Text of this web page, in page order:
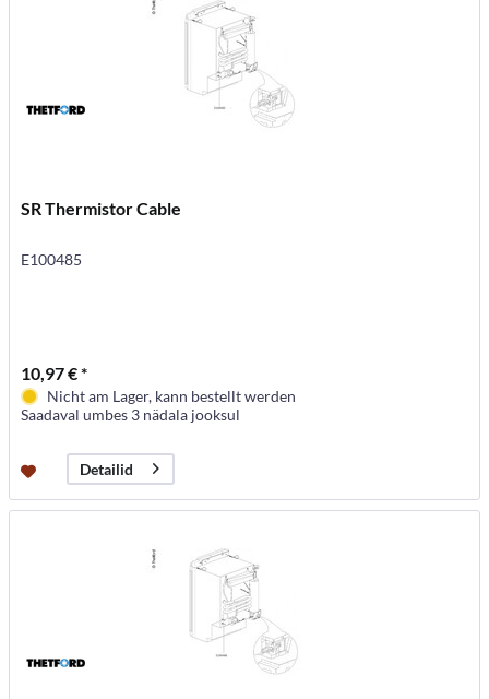
SR Thermistor Cable
E100485
10,97 € *
Nicht am Lager, kann bestellt werden
Saadaval umbes 3 nädala jooksul
Detailid